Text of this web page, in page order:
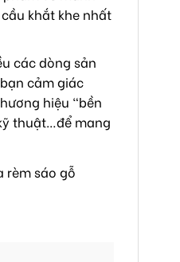
khắt khe nhất
các dòng sản
cảm giác
hiệu “bền
thuật…để mang
rèm sáo gỗ